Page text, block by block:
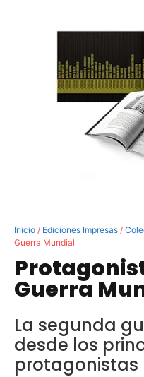
Inicio / Ediciones Impresas /
Guerra Mundial
Guerra
La segunda
desde los
protagonistas